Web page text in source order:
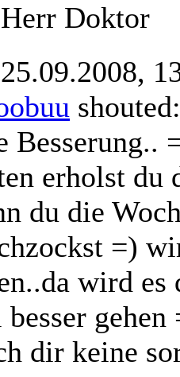
Doktor
Besserung..
erholst du
du die
=)
wird
gehen
dir keine